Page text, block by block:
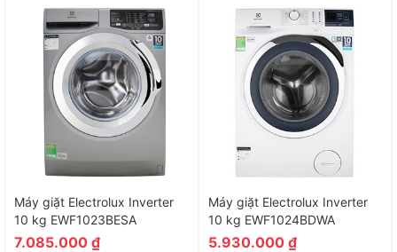
Máy giặt Electrolux Inverter
10 kg EWF1023BESA
7.085.000 ₫
Máy giặt Electrolux Inverter
10 kg EWF1024BDWA
5.930.000 ₫